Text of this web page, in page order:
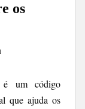
os
um código
que ajuda os